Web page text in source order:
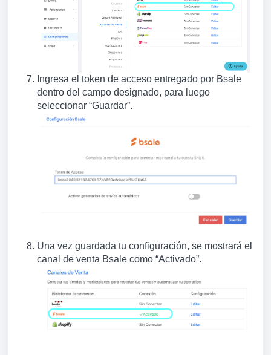
Ingresa el token de acceso entregado por Bsale
dentro del campo designado, para luego
seleccionar “Guardar”.
Una vez guardada tu configuración, se mostrará el
canal de venta Bsale como “Activado”.